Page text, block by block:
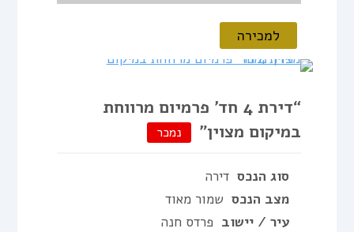
למכירה
“דירת 4 חד’ פרמיום מרווחת
במיקום מצוין”
נמכר
סוג הנכס דירה
מצב הנכס שמור מאוד
עיר / יישוב פרדס חנה